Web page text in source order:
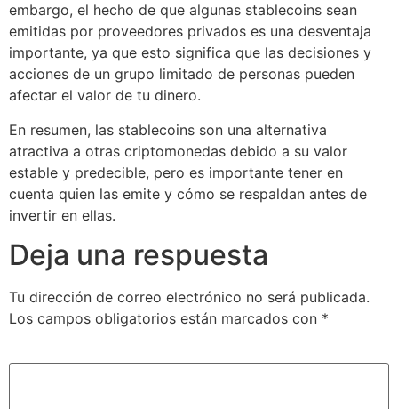
embargo, el hecho de que algunas stablecoins sean
emitidas por proveedores privados es una desventaja
importante, ya que esto significa que las decisiones y
acciones de un grupo limitado de personas pueden
afectar el valor de tu dinero.
En resumen, las stablecoins son una alternativa
atractiva a otras criptomonedas debido a su valor
estable y predecible, pero es importante tener en
cuenta quien las emite y cómo se respaldan antes de
invertir en ellas.
Deja una respuesta
Tu dirección de correo electrónico no será publicada.
Los campos obligatorios están marcados con *